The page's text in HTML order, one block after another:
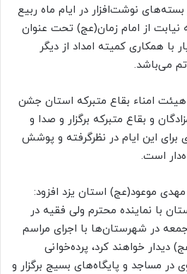
نوشت‌افزار در ایام ماه ربیع
نیابت از امام زمان(عج) تحت عنوان
همکاری کمیته امداد از دیگر
می‌باشد.
امناء بقاع متبرکه استان جشن
و بقاع متبرکه برگزار و صدا و
برای این ایام در نظرگرفته و پوشش
است.
موعود(عج) استان یزد افزود:
با نماینده محترم ولی فقیه در
در شهرستان‌ها با اجرای مراسم
دیدار خواهند کرد، پرده‌خوانی
مساجد و پایگاه‌های بسیج برگزار و